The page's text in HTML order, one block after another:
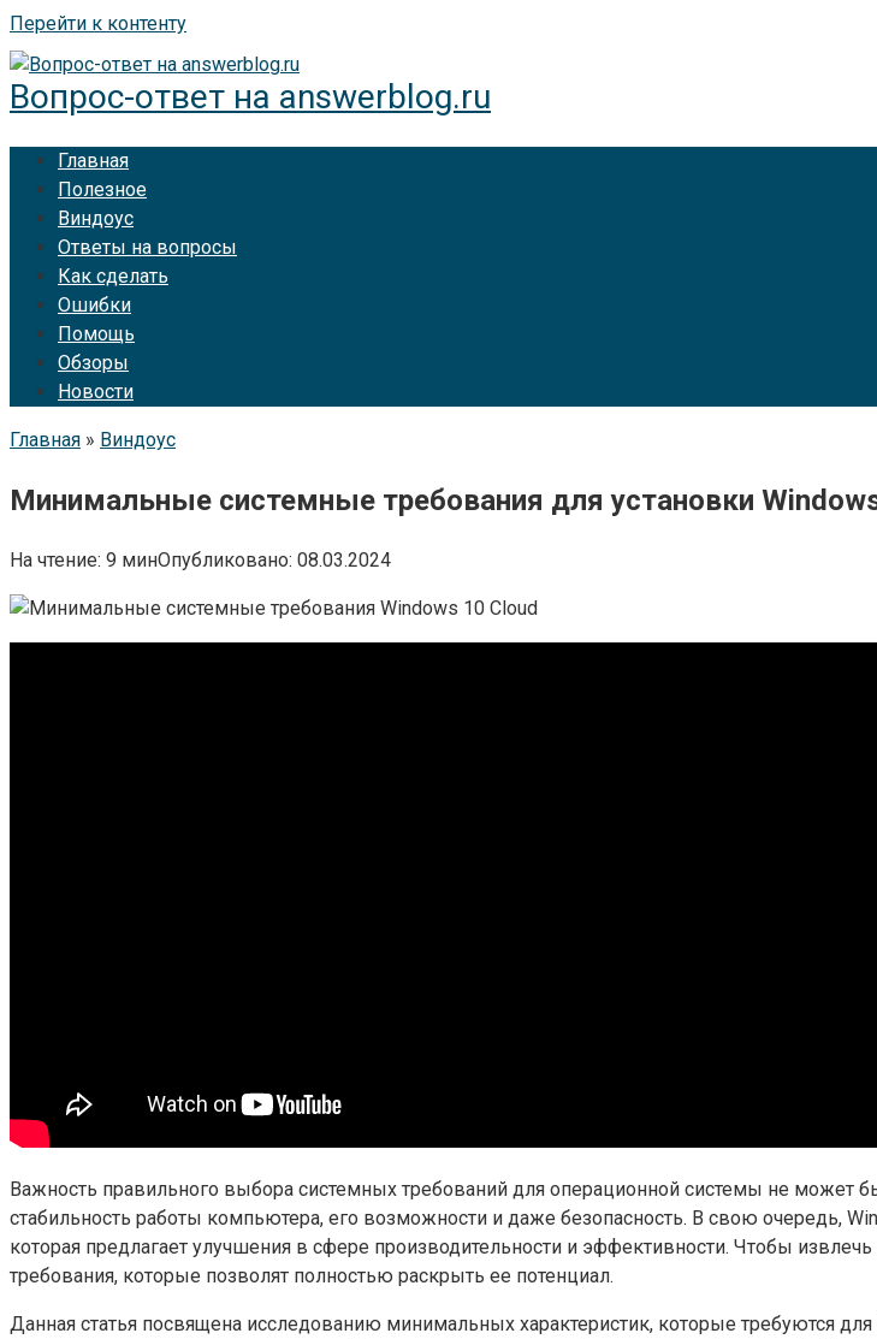
Перейти к контенту
Вопрос-ответ на answerblog.ru
Главная
Полезное
Виндоус
Ответы на вопросы
Как сделать
Ошибки
Помощь
Обзоры
Новости
Главная » Виндоус
Минимальные системные требования для установки
На чтение: 9 минОпубликовано: 08.03.2024
Важность правильного выбора системных требований для операционной системы не может
стабильность работы компьютера, его возможности и даже безопасность. В свою очередь,
которая предлагает улучшения в сфере производительности и эффективности. Чтобы
требования, которые позволят полностью раскрыть ее потенциал.
Данная статья посвящена исследованию минимальных характеристик, которые требуются